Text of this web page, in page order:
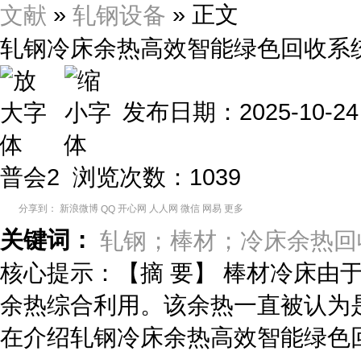
文献 » 轧钢设备 » 正文
轧钢冷床余热高效智能绿色回收系
发布日期：2025-10-
普会2 浏览次数： 1039
分享到： 新浪微博 QQ 开心网 人人网 微信 网易 更多
关键词： 轧钢；棒材；冷床余热
核心提示：【摘 要】 棒材冷床由
余热综合利用。该余热一直被认
在介绍轧钢冷床余热高效智能绿